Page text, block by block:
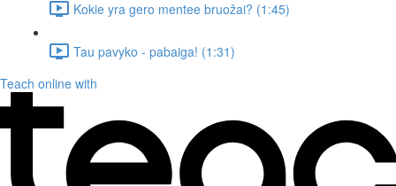
Kokie yra gero mentee bruožai? (1:45)
Tau pavyko - pabaiga! (1:31)
Teach online with